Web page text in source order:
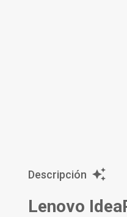
Descripción
Lenovo